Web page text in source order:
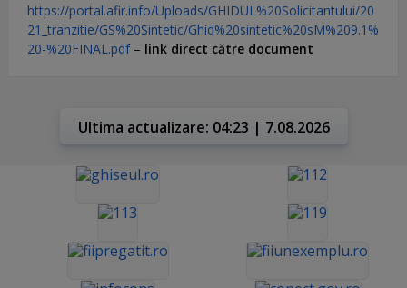
https://portal.afir.info/Uploads/GHIDUL%20Solicitantului/20
21_tranzitie/GS%20Sintetic/Ghid%20sintetic%20sM%209.1%
20-%20FINAL.pdf– link direct către document
Ultima actualizare: 04:23 | 7.08.2026